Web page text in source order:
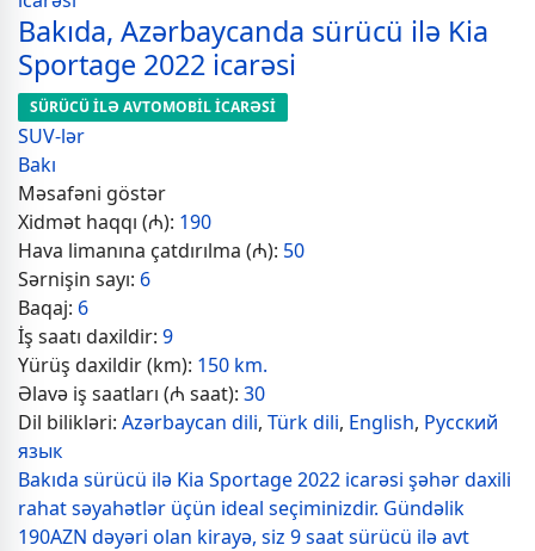
Bakıda, Azərbaycanda sürücü ilə Kia
Sportage 2022 icarəsi
SÜRÜCÜ İLƏ AVTOMOBİL İCARƏSİ
SUV-lər
Bakı
Məsafəni göstər
Xidmət haqqı (₼): 190
Hava limanına çatdırılma (₼): 50
Sərnişin sayı: 6
Baqaj: 6
İş saatı daxildir: 9
Yürüş daxildir (km): 150 km.
Əlavə iş saatları (₼ saat): 30
Dil bilikləri: Azərbaycan dili, Türk dili, English, Русский
язык
Bakıda sürücü ilə Kia Sportage 2022 icarəsi şəhər daxili
rahat səyahətlər üçün ideal seçiminizdir. Gündəlik
190AZN dəyəri olan kirayə, siz 9 saat sürücü ilə avt